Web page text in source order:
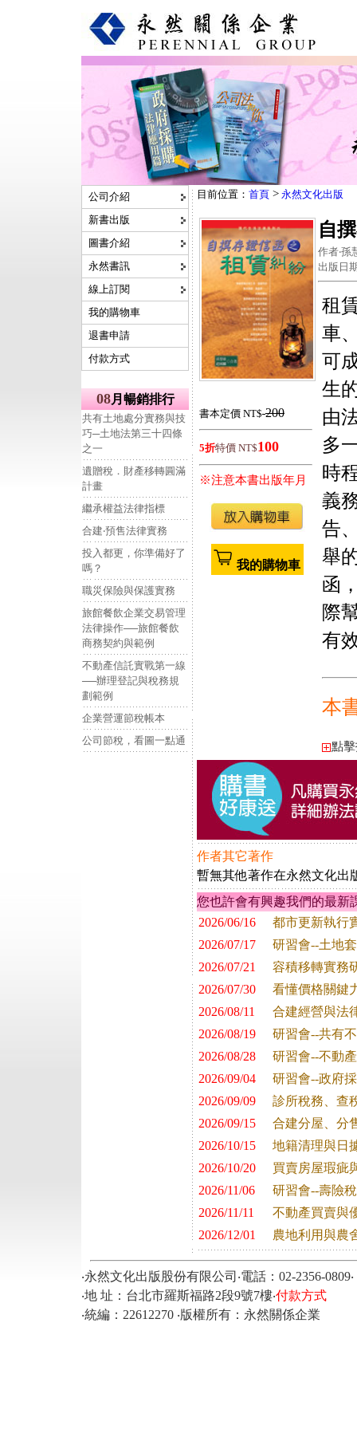
公司介紹
新書出版
圖書介紹
永然書訊
線上訂閱
我的購物車
退書申請
付款方式
08月暢銷排行
共有土地處分實務與技
巧─土地法第三十四條
之一
遺贈稅．財產移轉圓滿
計畫
繼承權益法律指標
合建‧預售法律實務
投入都更，你準備好了
嗎？
職災保險與保護實務
旅館餐飲企業交易管理
法律操作──旅館餐飲
商務契約與範例
不動產信託實戰第一線
──辦理登記與稅務規
劃範例
企業營運節稅帳本
公司節稅，看圖一點通
目前位置： 首頁 > 永然文化出版
書本定價 NT$ 200
5折特價 NT$100
※注意本書出版年月
我的購物車
自
作者‧孫
出版日
租
車
可
生
由
多
時
義
告
舉
函
際
有
本
點
作者其它著作
暫無其他著作在永然文化出
您也許會有興趣我們的最新
2026/06/16
都市更新執行
2026/07/17
研習會--土地
2026/07/21
容積移轉實務
2026/07/30
看懂價格關鍵
2026/08/11
合建經營與法
2026/08/19
研習會--共有
2026/08/28
研習會--不動
2026/09/04
研習會--政府
2026/09/09
診所稅務、查
2026/09/15
合建分屋、分
2026/10/15
地籍清理與日
2026/10/20
買賣房屋瑕疵
2026/11/06
研習會--壽險
2026/11/11
不動產買賣與
2026/12/01
農地利用與農
‧永然文化出版股份有限公司‧電話：02-2356-0809‧
‧地 址：台北市羅斯福路2段9號7樓‧付款方式
‧統編：22612270 ‧版權所有：永然關係企業